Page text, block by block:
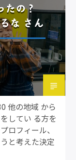
たの？
な さん
他の地域 から
してい る方を
ロフィール、
と考えた決定